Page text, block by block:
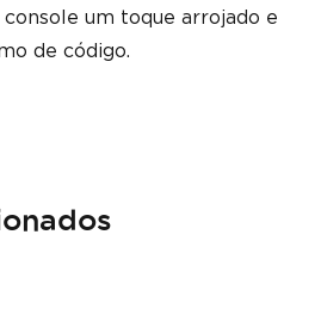
um toque arrojado e
de código.